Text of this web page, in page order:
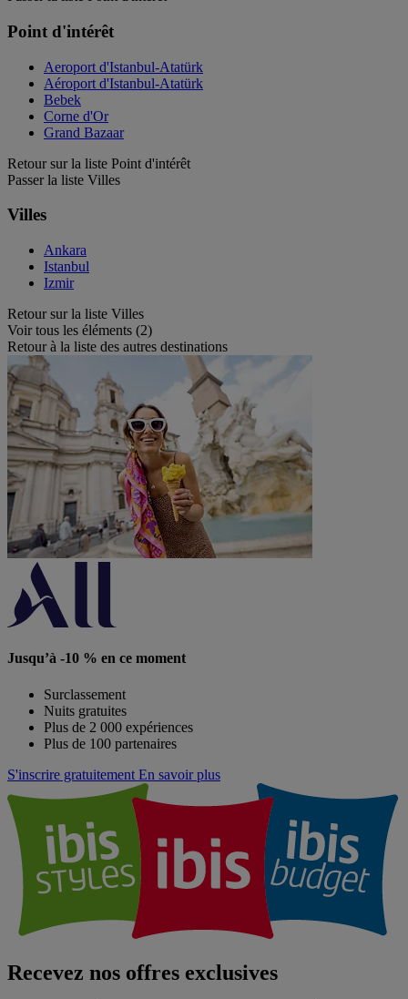
Point d'intérêt
Aeroport d'Istanbul-Atatürk
Aéroport d'Istanbul-Atatürk
Bebek
Corne d'Or
Grand Bazaar
Retour sur la liste Point d'intérêt
Passer la liste Villes
Villes
Ankara
Istanbul
Izmir
Retour sur la liste Villes
Voir tous les éléments (2)
Retour à la liste des autres destinations
Jusqu’à -10 % en ce moment
Surclassement
Nuits gratuites
Plus de 2 000 expériences
Plus de 100 partenaires
S'inscrire gratuitement En savoir plus
Recevez nos offres exclusives